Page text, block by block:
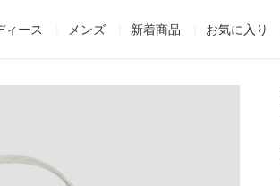
ィース メンズ 新着商品 お気に入り